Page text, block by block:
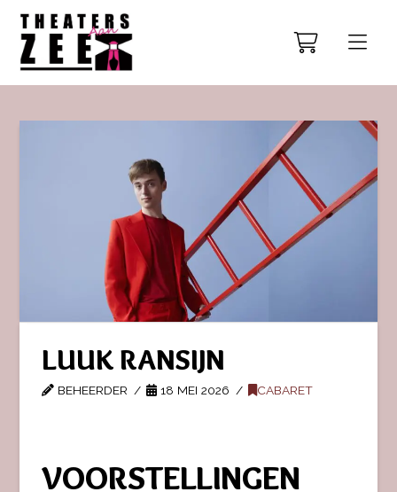
LUUK RANSIJN
BEHEERDER 18 MEI 2026 CABARET
VOORSTELLINGEN